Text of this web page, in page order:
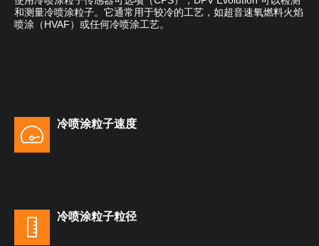
和测量冷喷涂粒子。它通常用于较冷的工艺，如超音速氧燃料火焰
喷涂（HVAF）或任何冷喷涂工艺。
冷喷涂粒子速度
冷喷涂粒子粒径